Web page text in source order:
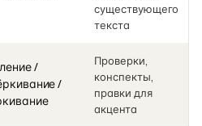
существующего
текста
/
/
Проверки,
конспекты,
правки для
акцента